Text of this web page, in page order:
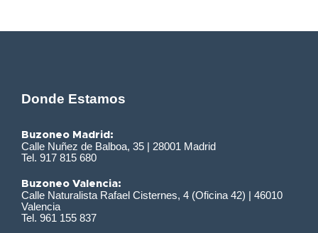
Donde Estamos
Buzoneo Madrid:
Calle Nuñez de Balboa, 35 | 28001 Madrid
Tel. 917 815 680
Buzoneo Valencia:
Calle Naturalista Rafael Cisternes, 4 (Oficina 42) | 46010
Valencia
Tel. 961 155 837